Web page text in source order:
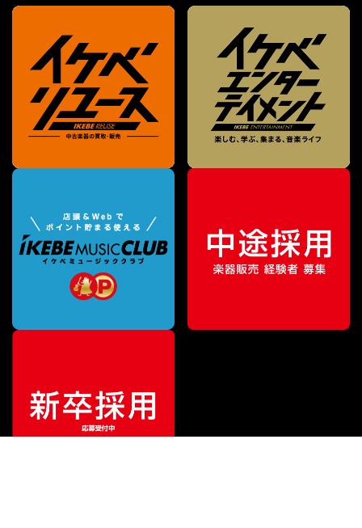
販売価格¥3,630（税込）